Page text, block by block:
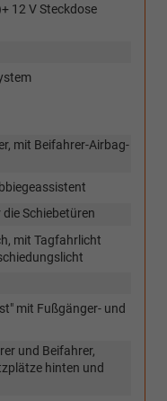
12 V Steckdose
mit Beifahrer-Airbag-
Schiebetüren
mit Tagfahrlicht
mit Fußgänger- und
und Beifahrer,
hinten und